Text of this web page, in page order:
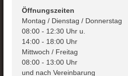
Öffnungszeiten
Montag / Dienstag / Donnerstag
08:00 - 12:30 Uhr u.
14:00 - 18:00 Uhr
Mittwoch / Freitag
08:00 - 13:00 Uhr
und nach Vereinbarung